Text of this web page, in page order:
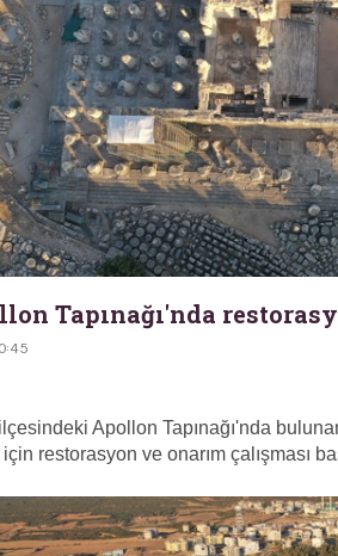
Tapınağı'nda
Apollon Tapınağı'nda
restorasyon ve onarım çalışması